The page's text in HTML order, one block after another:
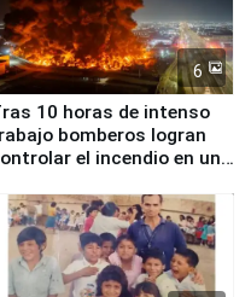
6
10 horas de intenso
bomberos logran
el incendio en una
de Chile